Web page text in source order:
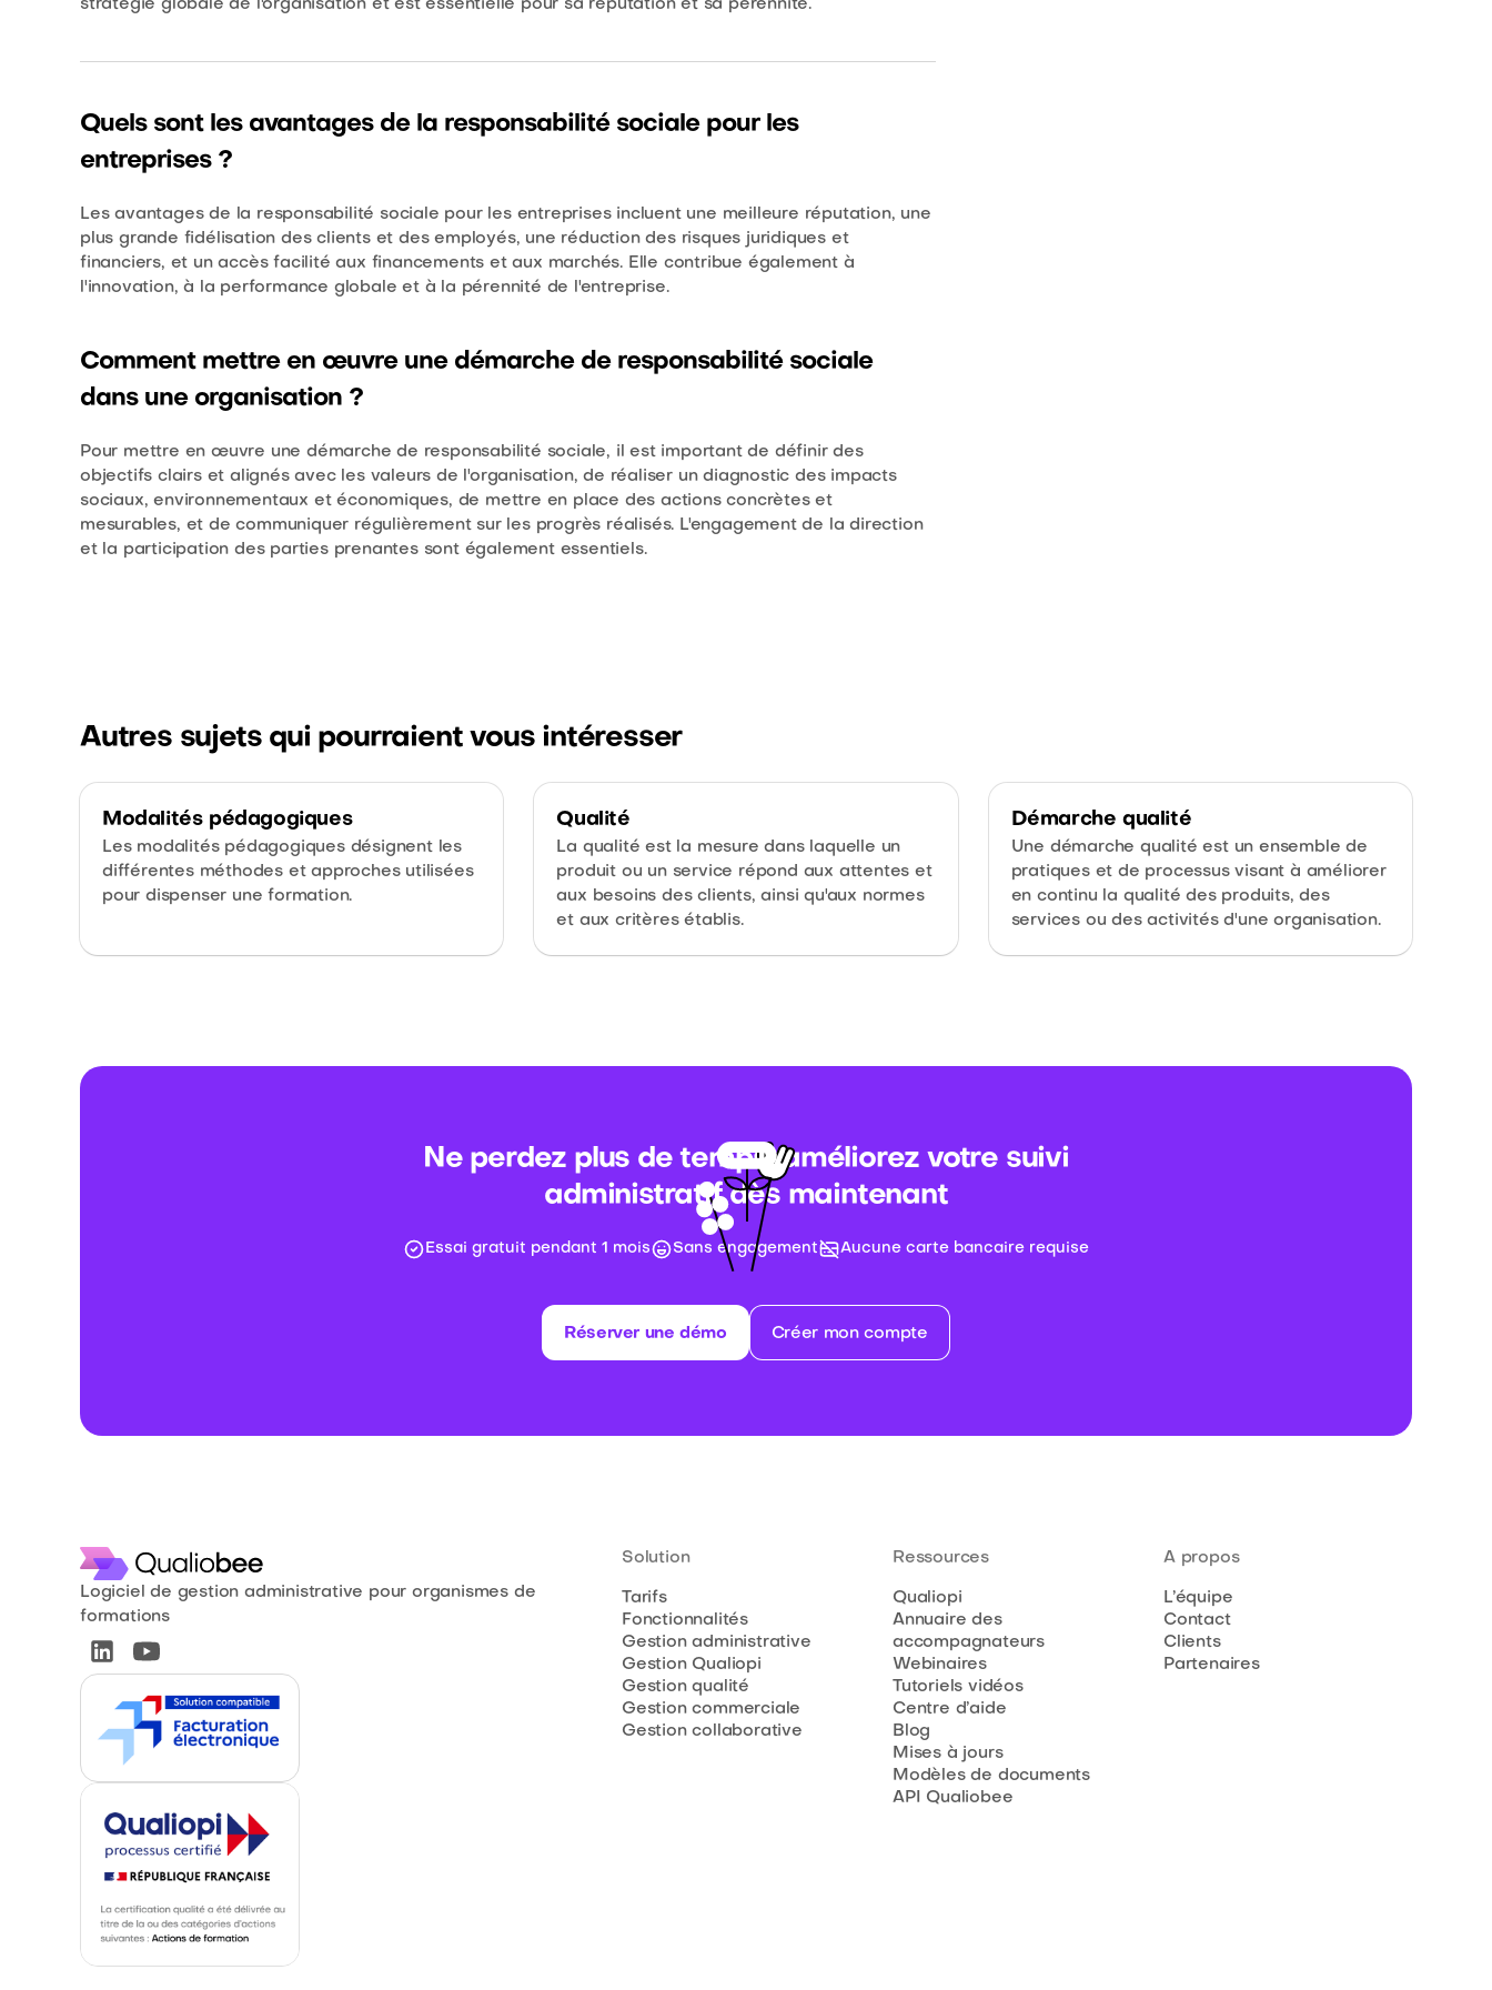
stratégie globale de l'organisation et est essentielle pour sa réputation et sa pérennité.
Quels sont les avantages de la responsabilité sociale pour les
entreprises ?
Les avantages de la responsabilité sociale pour les entreprises incluent une meilleure réputation, une
plus grande fidélisation des clients et des employés, une réduction des risques juridiques et
financiers, et un accès facilité aux financements et aux marchés. Elle contribue également à
l'innovation, à la performance globale et à la pérennité de l'entreprise.
Comment mettre en œuvre une démarche de responsabilité sociale
dans une organisation ?
Pour mettre en œuvre une démarche de responsabilité sociale, il est important de définir des
objectifs clairs et alignés avec les valeurs de l'organisation, de réaliser un diagnostic des impacts
sociaux, environnementaux et économiques, de mettre en place des actions concrètes et
mesurables, et de communiquer régulièrement sur les progrès réalisés. L'engagement de la direction
et la participation des parties prenantes sont également essentiels.
Autres sujets qui pourraient vous intéresser
Modalités pédagogiques
Les modalités pédagogiques désignent les
différentes méthodes et approches utilisées
pour dispenser une formation.
Qualité
La qualité est la mesure dans laquelle un
produit ou un service répond aux attentes et
aux besoins des clients, ainsi qu'aux normes
et aux critères établis.
Démarche qualité
Une démarche qualité est un ensemble de
pratiques et de processus visant à améliorer
en continu la qualité des produits, des
services ou des activités d'une organisation.
Ne perdez plus de temps, améliorez votre suivi
administratif dès maintenant
Essai gratuit pendant 1 mois Sans engagement Aucune carte bancaire requise
Réserver une démo Créer mon compte
Logiciel de gestion administrative pour organismes de
formations
Solution
Tarifs
Fonctionnalités
Gestion administrative
Gestion Qualiopi
Gestion qualité
Gestion commerciale
Gestion collaborative
Ressources
Qualiopi
Annuaire des
accompagnateurs
Webinaires
Tutoriels vidéos
Centre d’aide
Blog
Mises à jours
Modèles de documents
API Qualiobee
A propos
L’équipe
Contact
Clients
Partenaires